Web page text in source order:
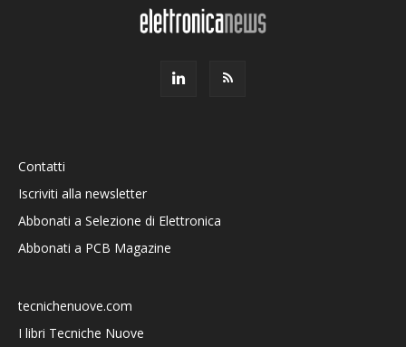
Contatti
Iscriviti alla newsletter
Abbonati a Selezione di Elettronica
Abbonati a PCB Magazine
tecnichenuove.com
I libri Tecniche Nuove